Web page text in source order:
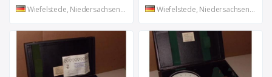
Wiefelstede, Niedersachsen, DE Wiefelstede, Niedersachsen, DE